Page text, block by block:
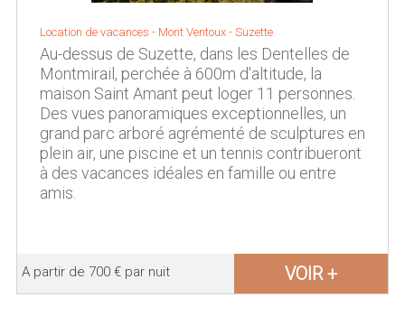
Location de vacances - Mont Ventoux - Suzette
Au-dessus de Suzette, dans les Dentelles de
Montmirail, perchée à 600m d'altitude, la
maison Saint Amant peut loger 11 personnes.
Des vues panoramiques exceptionnelles, un
grand parc arboré agrémenté de sculptures en
plein air, une piscine et un tennis contribueront
à des vacances idéales en famille ou entre
amis.
A partir de 700 € par nuit VOIR +